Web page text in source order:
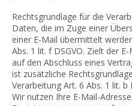
Rechtsgrundlage für die
Daten, die im Zuge einer
einer E-Mail übermittelt
Abs. 1 lit. f DSGVO. Zielt der
auf den Abschluss eines
ist zusätzliche
Verarbeitung Art. 6 Abs. 1 lit. b
Wir nutzen Ihre E-Mail-